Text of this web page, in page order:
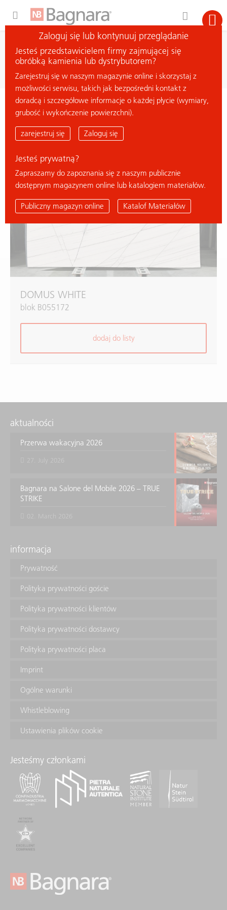
szukaj materiału
< powrót do przeglądu
DOMUS WHITE
DOMUS WHITE
blok B055172
dodaj do listy
aktualności
Przerwa wakacyjna 2026
Bagnara na Salone del Mobile 2026 – TRUE
STRIKE
informacja
Prywatność
Polityka prywatności goście
Polityka prywatności klientów
Polityka prywatności dostawcy
Polityka prywatności placa
Imprint
Ogólne warunki
Whistleblowing
Ustawienia plików cookie
Jesteśmy członkami
Zaloguj się lub kontynuuj przeglądanie
Jesteś przedstawicielem firmy zajmującej się
obróbką kamienia lub dystrybutorem?
Zarejestruj się w naszym magazynie online i skorzystaj z
możliwości serwisu, takich jak bezpośredni kontakt z
doradcą i szczegółowe informacje o każdej płycie (wymiary,
grubość i wykończenie powierzchni).
zarejestruj się Zaloguj się
Jesteś prywatną?
Zapraszamy do zapoznania się z naszym publicznie
dostępnym magazynem online lub katalogiem materiałów.
Publiczny magazyn online Katalof Materiałów